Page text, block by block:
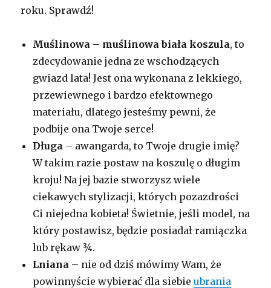
roku. Sprawdź!
Muślinowa – muślinowa biała koszula, to
zdecydowanie jedna ze wschodzących
gwiazd lata! Jest ona wykonana z lekkiego,
przewiewnego i bardzo efektownego
materiału, dlatego jesteśmy pewni, że
podbije ona Twoje serce!
Długa – awangarda, to Twoje drugie imię?
W takim razie postaw na koszulę o długim
kroju! Na jej bazie stworzysz wiele
ciekawych stylizacji, których pozazdrości
Ci niejedna kobieta! Świetnie, jeśli model, na
który postawisz, będzie posiadał ramiączka
lub rękaw ¾.
Lniana – nie od dziś mówimy Wam, że
powinnyście wybierać dla siebieubrania